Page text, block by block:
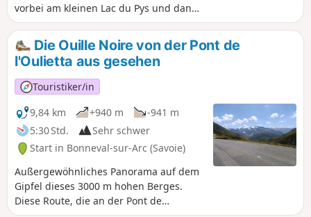
vorbei am kleinen Lac du Pys und dann
zur Berghütte Refuge du Carro.
Entdecken Sie die Seen Lac Noir und Lac
Blanc, wo Sie neue Energie tanken
können, bevor Sie wieder hinunter zum
traditionellen Weiler L'Écot und dann
nach Bonneval-sur-Arc wandern.
Die Ouille Noire von der Pont de
l'Oulietta aus gesehen
Touristiker/in
9,84 km
+940 m
-941 m
5:30 Std.
Sehr schwer
Start in Bonneval-sur-Arc (Savoie)
Außergewöhnliches Panorama auf dem
Gipfel dieses 3000 m hohen Berges.
Diese Route, die an der Pont de